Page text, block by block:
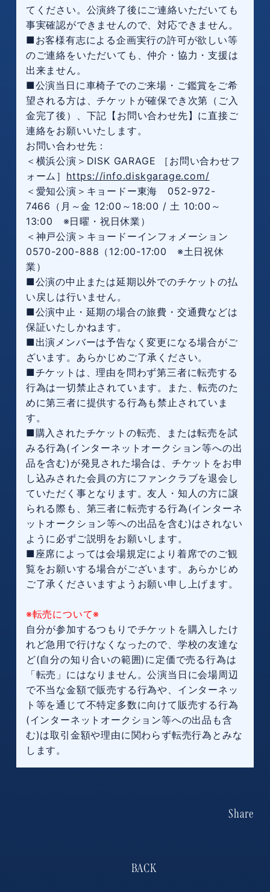
てください。公演終了後にご連絡いただいても
事実確認ができませんので、対応できません。
■お客様有志による企画実行の許可が欲しい等
のご連絡をいただいても、仲介・協力・支援は
出来ません。
■公演当日に車椅子でのご来場・ご鑑賞をご希
望される方は、チケットが確保でき次第（ご入
金完了後）、下記【お問い合わせ先】に直接ご
連絡をお願いいたします。
お問い合わせ先：
＜横浜公演＞DISK GARAGE ［お問い合わせフ
ォーム］ https://info.diskgarage.com/
＜愛知公演＞キョードー東海 052-972-
7466（月～金 12:00～18:00 / 土 10:00～
13:00 ※日曜・祝日休業）
＜神戸公演＞キョードーインフォメーション
0570-200-888（12:00-17:00 ※土日祝休
業）
■公演の中止または延期以外でのチケットの払
い戻しは行いません。
■公演中止・延期の場合の旅費・交通費などは
保証いたしかねます。
■出演メンバーは予告なく変更になる場合がご
ざいます。あらかじめご了承ください。
■チケットは、理由を問わず第三者に転売する
行為は一切禁止されています。また、転売のた
めに第三者に提供する行為も禁止されていま
す。
■購入されたチケットの転売、または転売を試
みる行為(インターネットオークション等への出
品を含む)が発見された場合は、チケットをお申
し込みされた会員の方にファンクラブを退会し
ていただく事となります。友人・知人の方に譲
られる際も、第三者に転売する行為(インターネ
ットオークション等への出品を含む)はされない
ように必ずご説明をお願いします。
■座席によっては会場規定により着席でのご観
覧をお願いする場合がございます。あらかじめ
ご了承くださいますようお願い申し上げます。
※転売について※
自分が参加するつもりでチケットを購入したけ
れど急用で行けなくなったので、学校の友達な
ど(自分の知り合いの範囲)に定価で売る行為は
「転売」にはなりません。公演当日に会場周辺
で不当な金額で販売する行為や、インターネッ
ト等を通じて不特定多数に向けて販売する行為
(インターネットオークション等への出品も含
む)は取引金額や理由に関わらず転売行為とみな
します。
Share